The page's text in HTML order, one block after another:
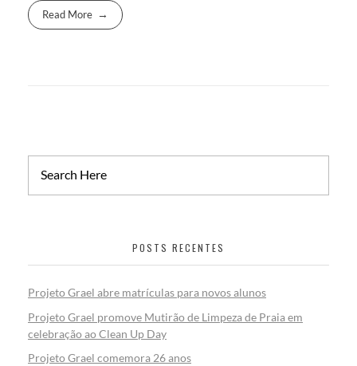
Read More
POSTS RECENTES
Projeto Grael abre matrículas para novos alunos
Projeto Grael promove Mutirão de Limpeza de Praia em
celebração ao Clean Up Day
Projeto Grael comemora 26 anos